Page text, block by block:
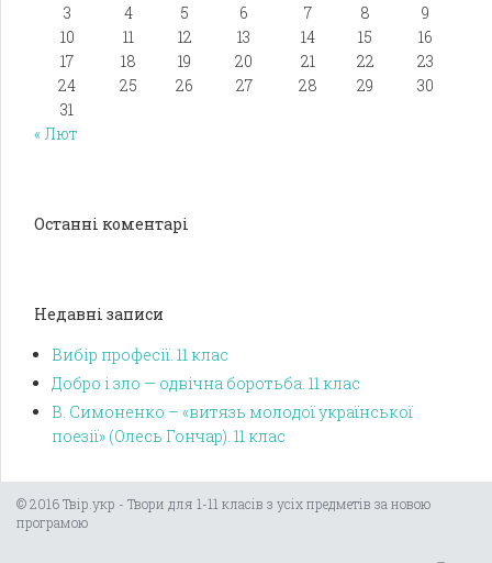
3
4 5 6 7 8
9
10
11 12 13 14 15
16
17
18 19 20 21 22
23
24
25 26 27 28 29
30
31
« Лют
Останні коментарі
Недавні записи
Вибір професії. 11 клас
Добро і зло — одвічна боротьба. 11 клас
В. Симоненко – «витязь молодої української
поезії» (Олесь Гончар). 11 клас
© 2016 Твір.укр - Твори для 1-11 класів з усіх предметів за новою
програмою